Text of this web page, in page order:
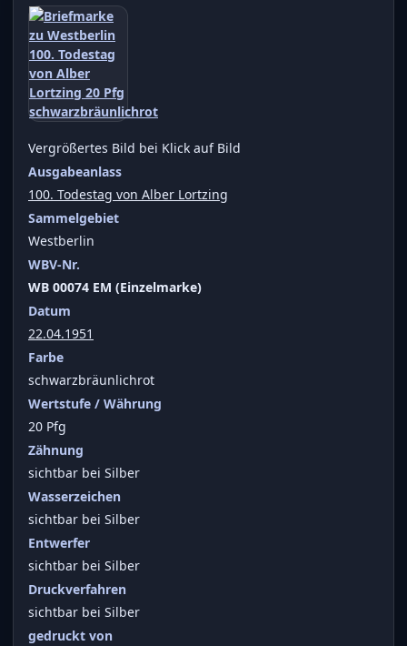
Vergrößertes Bild bei Klick auf Bild
Ausgabeanlass
100. Todestag von Alber Lortzing
Sammelgebiet
Westberlin
WBV-Nr.
WB 00074 EM (Einzelmarke)
Datum
22.04.1951
Farbe
schwarzbräunlichrot
Wertstufe / Währung
20 Pfg
Zähnung
sichtbar bei Silber
Wasserzeichen
sichtbar bei Silber
Entwerfer
sichtbar bei Silber
Druckverfahren
sichtbar bei Silber
gedruckt von